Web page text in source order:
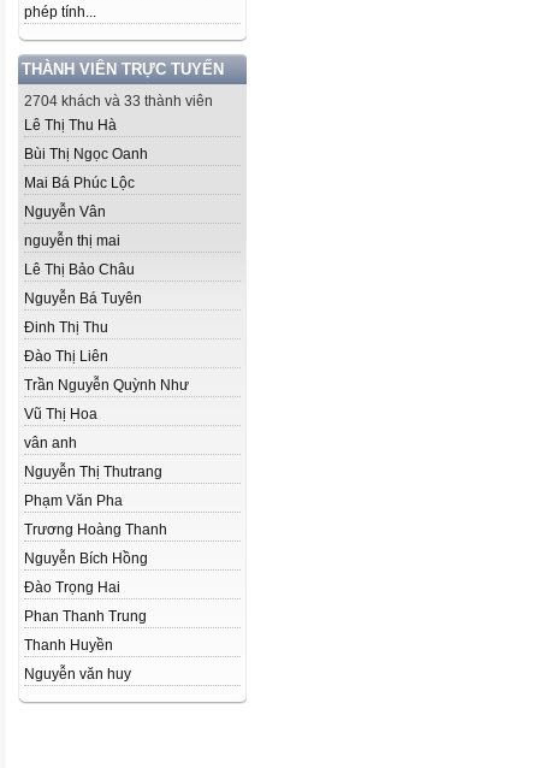
phép tính...
THÀNH VIÊN TRỰC TUYẾN
2704 khách và 33 thành viên
Lê Thị Thu Hà
Bùi Thị Ngọc Oanh
Mai Bá Phúc Lộc
Nguyễn Vân
nguyễn thị mai
Lê Thị Bảo Châu
Nguyễn Bá Tuyên
Đinh Thị Thu
Đào Thị Liên
Trần Nguyễn Quỳnh Như
Vũ Thị Hoa
vân anh
Nguyễn Thị Thutrang
Phạm Văn Pha
Trương Hoàng Thanh
Nguyễn Bích Hồng
Đào Trọng Hai
Phan Thanh Trung
Thanh Huyền
Nguyễn văn huy